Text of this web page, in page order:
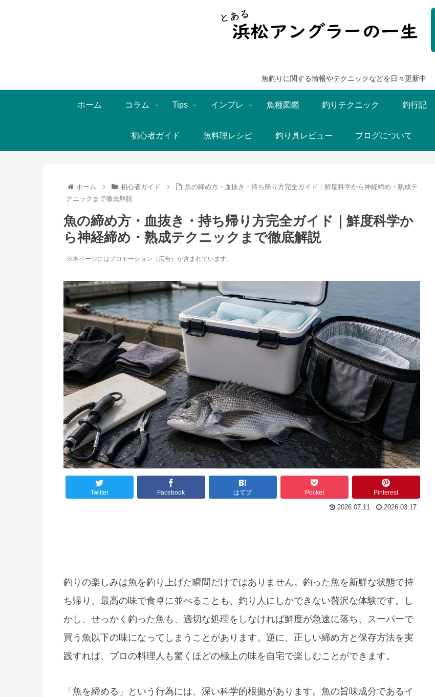
魚釣りに関する情報やテクニックなどを日々更新中
ホーム コラム Tips インプレ 魚種図鑑 釣りテクニック 釣行記
初心者ガイド 魚料理レシピ 釣り具レビュー ブログについて
ホーム 初心者ガイド
魚の締め方・血抜き・持ち帰り方完全ガイド｜鮮度科学から神経締め・熟成テ
クニックまで徹底解説
魚の締め方・血抜き・持ち帰り方完全ガイド｜鮮度科学か
ら神経締め・熟成テクニックまで徹底解説
※本ページにはプロモーション（広告）が含まれています。
Twitter Facebook はてブ Pocket Pinterest
2026.07.11 2026.03.17
釣りの楽しみは魚を釣り上げた瞬間だけではありません。釣った魚を新鮮な状態で持
ち帰り、最高の味で食卓に並べることも、釣り人にしかできない贅沢な体験です。し
かし、せっかく釣った魚も、適切な処理をしなければ鮮度が急速に落ち、スーパーで
買う魚以下の味になってしまうことがあります。逆に、正しい締め方と保存方法を実
践すれば、プロの料理人も驚くほどの極上の味を自宅で楽しむことができます。
「魚を締める」という行為には、深い科学的根拠があります。魚の旨味成分であるイ